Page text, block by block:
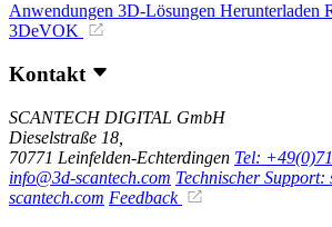
Anwendungen 3D-Lösungen Herunterladen
3DeVOK
Kontakt
SCANTECH DIGITAL GmbH
Dieselstraße 18,
70771 Leinfelden-Echterdingen Tel:
info@3d-scantech.com Technischer
scantech.com Feedback